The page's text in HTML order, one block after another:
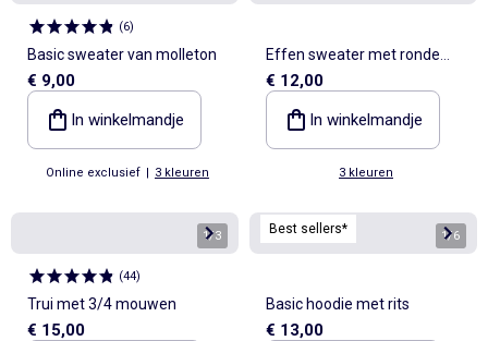
(6)
Basic sweater van molleton
€ 9,00
In winkelmandje
Online exclusief | 3 kleuren
Effen sweater met ronde
hals van French Terry
€ 12,00
In winkelmandje
3 kleuren
1/3
(44)
Trui met 3/4 mouwen
€ 15,00
Best sellers* 1/6
Basic hoodie met rits
€ 13,00